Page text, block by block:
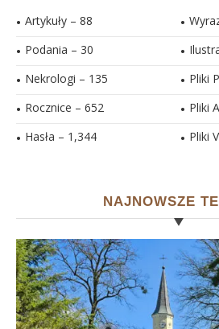
Artykuły – 88
Podania – 30
Nekrologi – 135
Rocznice – 652
Hasła – 1,344
Pliki
Pliki
Pliki
NAJNOWSZE